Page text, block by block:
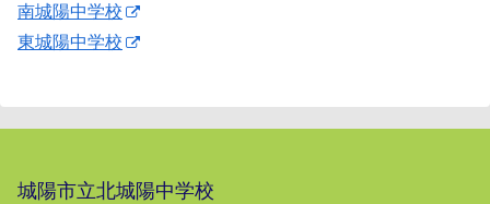
南城陽中学校
東城陽中学校
城陽市立北城陽中学校